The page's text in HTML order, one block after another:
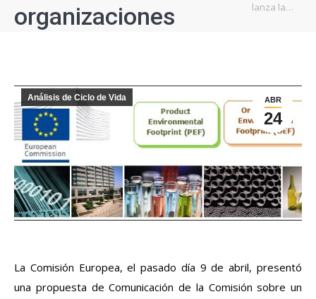
organizaciones
lanza la…
ABR
24
Análisis de Ciclo de Vida
La Comisión Europea, el pasado día 9 de abril, presentó
una propuesta de Comunicación de la Comisión sobre un